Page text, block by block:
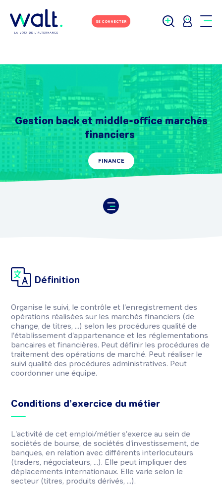
SE CONNECTER
Gestion back et middle-office marchés
financiers
FINANCE
Définition
Organise le suivi, le contrôle et l'enregistrement des
opérations réalisées sur les marchés financiers (de
change, de titres, ...) selon les procédures qualité de
l'établissement d'appartenance et les réglementations
bancaires et financières. Peut définir les procédures de
traitement des opérations de marché. Peut réaliser le
suivi qualité des procédures administratives. Peut
coordonner une équipe.
Conditions d’exercice du métier
L'activité de cet emploi/métier s'exerce au sein de
sociétés de bourse, de sociétés d'investissement, de
banques, en relation avec différents interlocuteurs
(traders, négociateurs, ...). Elle peut impliquer des
déplacements internationaux. Elle varie selon le
secteur (titres, produits dérivés, ...).